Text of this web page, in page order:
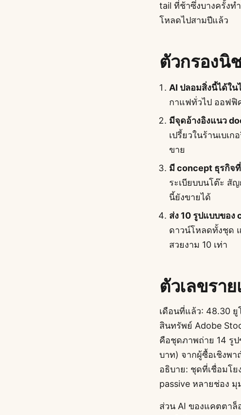
tail ที่ช้าซึ่งบางครั้งท
โหลดไปสามปีแล้ว
ตัวกรองนิ
AI ปลอมสิ่งนี้ได้ใ
กาแฟทั่วไป ออฟฟิ
มีจุดอ้างอิงแนว
เปรี้ยวในร้านเบเ
ขาย
มี concept ธุรกิจ
ระเบียบบนโต๊ะ สั
นี้ยังขายได้
ส่ง 10 รูปแบบของ
ดาวน์โหลดทั้งชุด
สวยงาม 10 เท่า
ตัวเลขรา
เดือนที่แล้ว: 48.30
สินทรัพย์ Adobe
คือชุดภาพถ่าย 14 รูป
บาท) จากผู้ซื้อเชิงพ
อธิบาย: ชุดที่เชื่อมโ
passive หลายช่อง มุ
ส่วน AI ของแคตตาล็